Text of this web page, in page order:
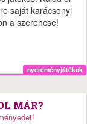
saját karácsonyi
a szerencse!
nyereményjátékok
MÁR?